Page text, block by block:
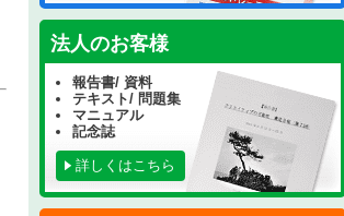
法人のお客様
報告書/ 資料
テキスト/ 問題集
マニュアル
記念誌
詳しくはこちら